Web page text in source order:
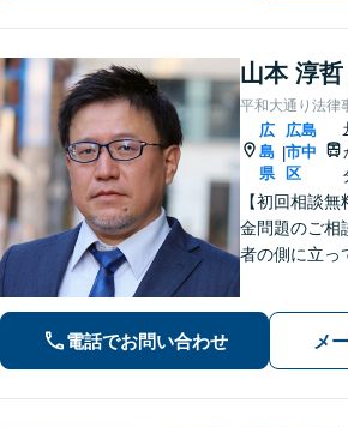
山本 淳哲
平和大通り法律
広
島
県
|
広島
市中
区
【初回相談
金問題のご相
者の側に立っ
軽にご相談く
【広島電鉄
電話でお問い合わせ メ